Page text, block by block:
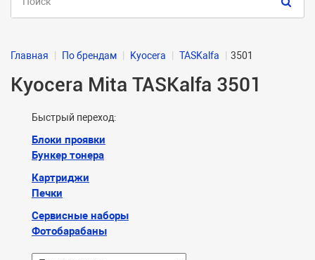
Главная По брендам Kyocera TASKalfa 3501
Kyocera Mita TASKalfa 3501
Быстрый переход:
Блоки проявки
Бункер тонера
Картриджи
Печки
Сервисные наборы
Фотобарабаны